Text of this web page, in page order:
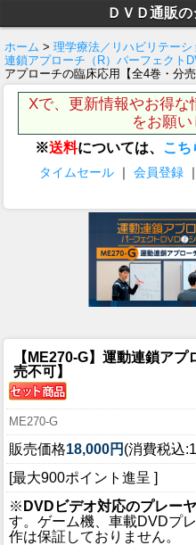
ＤＶＤ通販
ホーム > 理学療法／リハビリテーシ
連鎖アプローチ（R）パーフェクト
アプローチの臨床応用【全4巻・分売
Xで、更新情報やお得な
をお願い
※送料については、 こち
タイムセール ｜ 会員登録 ｜
【ME270-G】運動連鎖ア
売不可】
ME270-G
販売価格18,000円 (消費税込
[最大900ポイント進呈 ]
※ DVDビデオ対応のプレー
す。ゲーム機、車載DVDプ
作は保証しておりません。